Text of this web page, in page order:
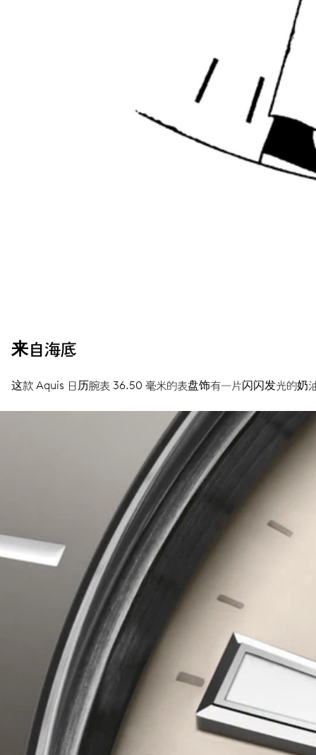
来自海底
这款 Aquis 日历腕表 36.50 毫米的表盘饰有一片闪闪发光的奶